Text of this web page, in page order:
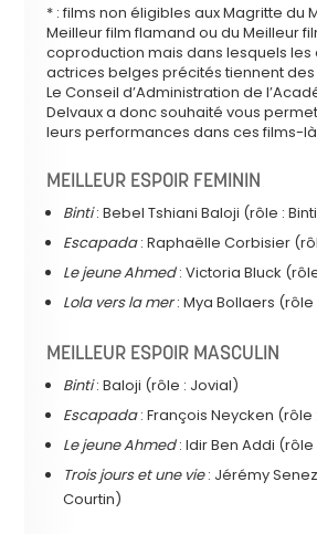
* : films non éligibles aux Magritte du
Meilleur film flamand ou du Meilleur
coproduction mais dans lesquels les
actrices belges précités tiennent
Le Conseil d’Administration de
Delvaux a donc souhaité vous
leurs performances dans ces films-
MEILLEUR ESPOIR FEMININ
Binti: Bebel Tshiani Baloji (rôle :
Escapada: Raphaëlle Corbisier
Le jeune Ahmed: Victoria Bluck
Lola vers la mer: Mya Bollaers (rôle
MEILLEUR ESPOIR MASCULIN
Binti: Baloji (rôle : Jovial)
Escapada: François Neycken (rôle
Le jeune Ahmed: Idir Ben Addi
Trois jours et une vie: Jérémy
Courtin)